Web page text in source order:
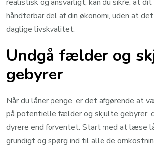
realistisk og ansvarligt, kan du sikre, at dit
håndterbar del af din økonomi, uden at
daglige livskvalitet.
Undgå fælder og
gebyrer
Når du låner penge, er det afgørende at
på potentielle fælder og skjulte gebyrer,
dyrere end forventet. Start med at læse
grundigt og spørg ind til alle de